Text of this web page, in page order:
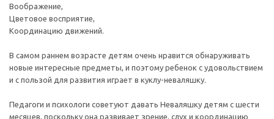
Воображение,
Цветовое восприятие,
Координацию движений.
В самом раннем возрасте детям очень нравится обнаруживать
новые интересные предметы, и поэтому ребенок с удовольствием
и с пользой для развития играет в куклу-неваляшку.
Педагоги и психологи советуют давать Неваляшку детям с шести
месяцев, поскольку она развивает зрение, слух и координацию